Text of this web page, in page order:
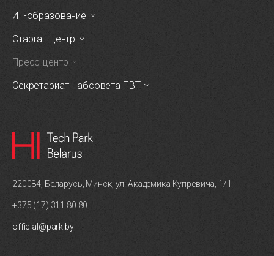
ИТ-образование
Стартап-центр
Пресс-центр
Секретариат Набсовета ПВТ
220084, Беларусь, Минск, ул. Академика Купревича, 1/1
+375 (17) 311 80 80
official@park.by